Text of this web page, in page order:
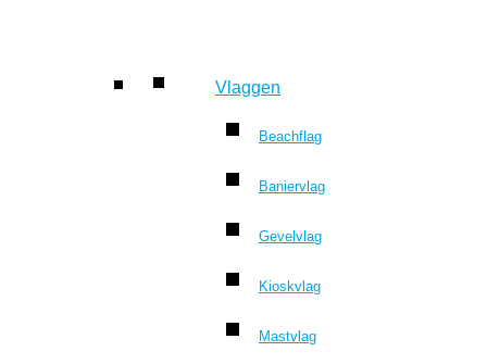
Vlaggen
Beachflag
Baniervlag
Gevelvlag
Kioskvlag
Mastvlag